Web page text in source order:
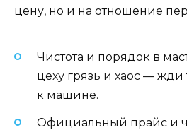
цену, но и на отношение
Чистота и порядок в
цеху грязь и хаос — жди
к машине.
Официальный прайс и